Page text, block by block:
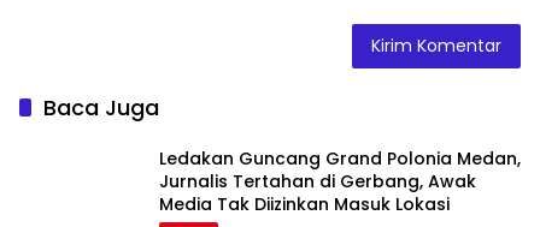
Baca Juga
Ledakan Guncang Grand Polonia Medan,
Jurnalis Tertahan di Gerbang, Awak
Media Tak Diizinkan Masuk Lokasi